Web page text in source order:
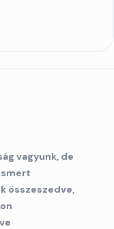
vagyunk, de
összeszedve,